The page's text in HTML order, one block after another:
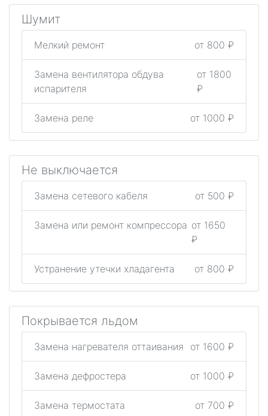
Шумит
Мелкий ремонт от 800 ₽
Замена вентилятора обдува
испарителя
от 1800
₽
Замена реле от 1000 ₽
Не выключается
Замена сетевого кабеля от 500 ₽
Замена или ремонт компрессора от 1650
₽
Устранение утечки хладагента от 800 ₽
Покрывается льдом
Замена нагревателя оттаивания от 1600 ₽
Замена дефростера от 1000 ₽
Замена термостата от 700 ₽